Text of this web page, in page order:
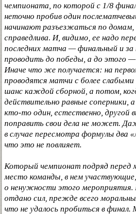
чемпионата, по которой с 1/8
неточно пробив один
начинают разъезжаться по домам,
справедлива. И, видимо, ее надо
последних матча — финальный и
проводить до победы, а до этого
Иначе что же получается: на
проводятся матчи с более
шанс каждой сборной, а потом,
действительно равные
кто-то один, естественно, другой
поправить свои дела не может.
в случае пересмотра формулы два
что это не повлияет.
Который чемпионат подряд перед
место команды, в нем
о ненужности этого
отдано сил, прежде всего
что не удалось пробиться в